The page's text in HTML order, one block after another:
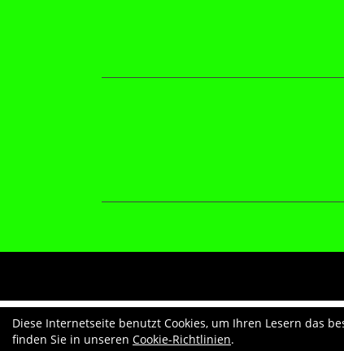
Diese Internetseite benutzt Cookies, um Ihren Lesern das
finden Sie in unseren Cookie-Richtlinien.